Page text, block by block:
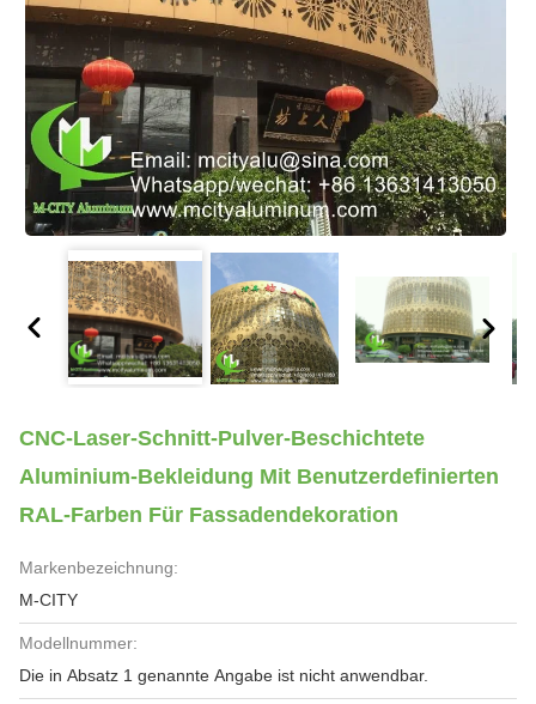
CNC-Laser-Schnitt-Pulver-Beschichtete
Aluminium-Bekleidung Mit Benutzerdefinierten
RAL-Farben Für Fassadendekoration
Markenbezeichnung:
M-CITY
Modellnummer:
Die in Absatz 1 genannte Angabe ist nicht anwendbar.